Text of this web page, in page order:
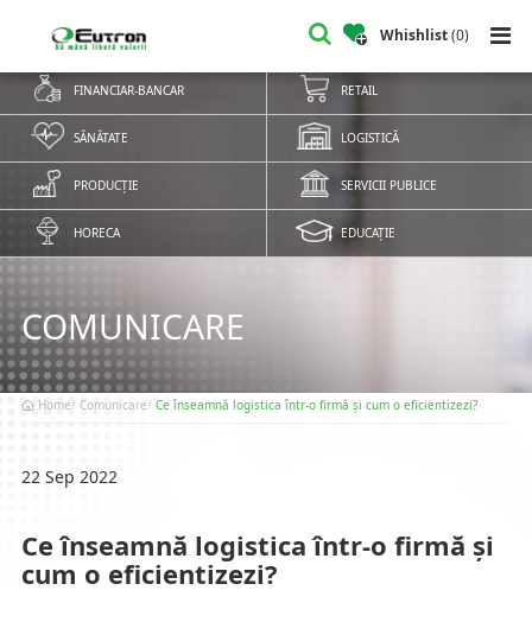
Whishlist(0)
FINANCIAR-BANCAR RETAIL
SĂNĂTATE LOGISTICĂ
PRODUCȚIE SERVICII PUBLICE
HORECA EDUCAȚIE
COMUNICARE
Home Comunicare Ce înseamnă logistica într-o firmă și cum o eficientizezi?
22 Sep 2022
Ce înseamnă logistica într-o firmă și
cum o eficientizezi?